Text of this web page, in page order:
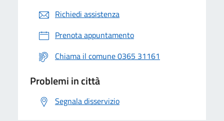
Richiedi assistenza
Prenota appuntamento
Chiama il comune 0365 31161
Problemi in città
Segnala disservizio